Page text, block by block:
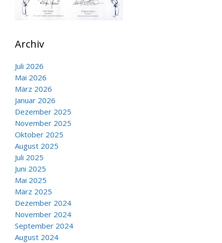
Archiv
Juli 2026
Mai 2026
März 2026
Januar 2026
Dezember 2025
November 2025
Oktober 2025
August 2025
Juli 2025
Juni 2025
Mai 2025
März 2025
Dezember 2024
November 2024
September 2024
August 2024